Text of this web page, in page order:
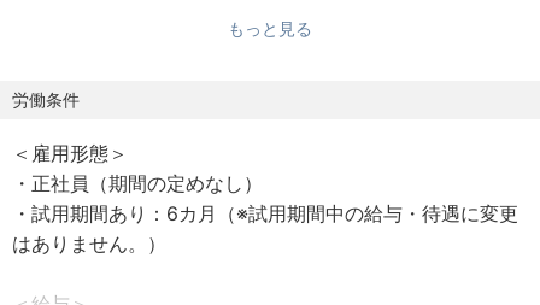
う意識を全社員で共有するため、また顧客にとってはチェ
フェッショナルのサービスを受けることができるというこ
ンサルティング会社、財産コンサルティング会社、司法書
士法人、法律事務所、行政書士事務所等を併設し、顧客の
相続についてのお悩みをワンストップで対応できる体制を
より強固なものにしていく予定です。
もっと見る
労働条件
＜雇用形態＞
・正社員（期間の定めなし）
・試用期間あり：6カ月（※試用期間中の給与・待遇に変更
はありません。）